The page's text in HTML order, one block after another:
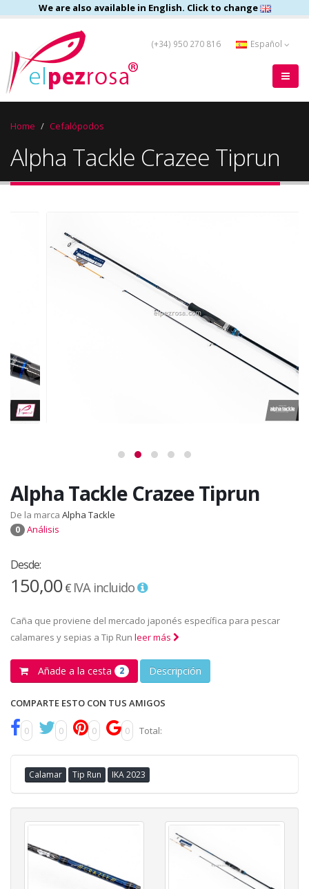
We are also available in English. Click to change
(+34) 950 270 816 Español
Home Cefalópodos
Alpha Tackle Crazee Tiprun
Alpha Tackle Crazee Tiprun
De la marca Alpha Tackle
0 Análisis
Desde:
150,00€ IVA incluido
Caña que proviene del mercado japonés específica para pescar
calamares y sepias a Tip Run leer más
Añade a la cesta 2 Descripción
COMPARTE ESTO CON TUS AMIGOS
0 0 0 0 Total:
Calamar Tip Run IKA 2023